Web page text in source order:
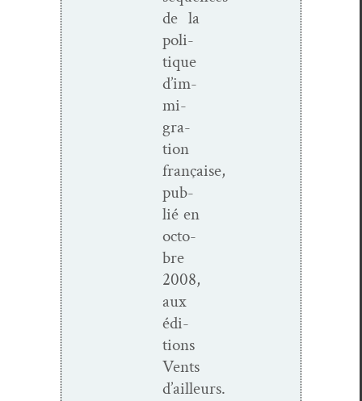
de la
poli­
tique
d’im­
mi­
gra­
tion
française,
pub­
lié en
octo­
bre
2008,
aux
édi­
tions
Vents
d’ailleurs.